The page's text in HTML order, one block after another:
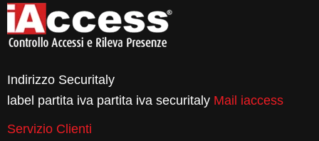
Indirizzo Securitaly
label partita iva partita iva securitaly Mail iaccess
Servizio Clienti